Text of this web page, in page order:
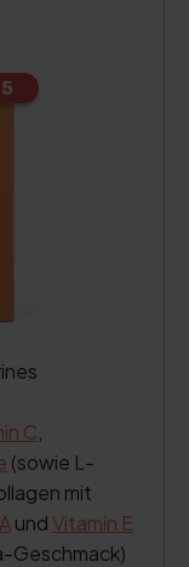
C
(sowie L-
mit
undVitamin E
Geschmack)